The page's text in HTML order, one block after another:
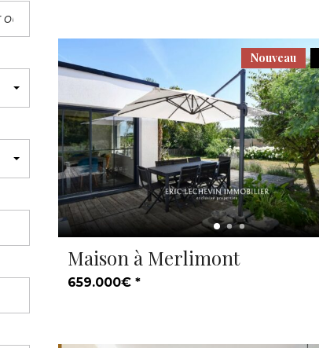
Nouveau
Maison à Merlimont
659.000€ *